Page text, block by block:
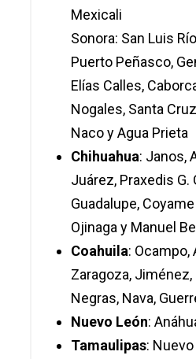
Mexicali
Sonora: San Luis
Puerto Peñasco,
Elías Calles,
Nogales, Santa
Naco y Agua Prieta
Chihuahua: Janos,
Juárez, Praxedis G.
Guadalupe,
Ojinaga y Manuel
Coahuila: Ocampo,
Zaragoza, Jiménez,
Negras, Nava,
Nuevo León:
Tamaulipas: Nuevo